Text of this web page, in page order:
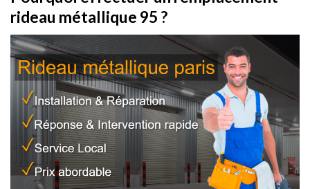
rideau métallique 95 ?